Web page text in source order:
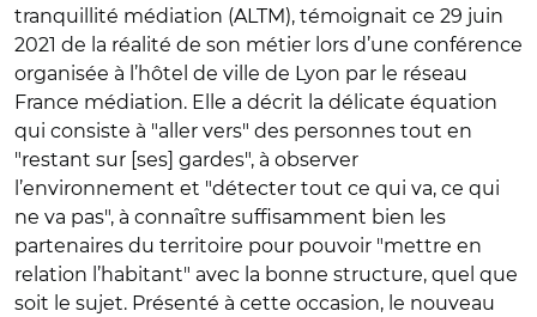
tranquillité médiation (ALTM), témoignait ce 29 juin
2021 de la réalité de son métier lors d’une conférence
organisée à l’hôtel de ville de Lyon par le réseau
France médiation. Elle a décrit la délicate équation
qui consiste à "aller vers" des personnes tout en
"restant sur [ses] gardes", à observer
l’environnement et "détecter tout ce qui va, ce qui
ne va pas", à connaître suffisamment bien les
partenaires du territoire pour pouvoir "mettre en
relation l’habitant" avec la bonne structure, quel que
soit le sujet. Présenté à cette occasion, le nouveau